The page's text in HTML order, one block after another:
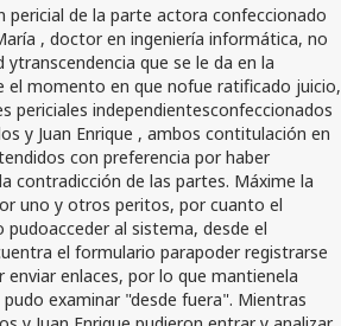
pericial de la parte actora confeccionado
, doctor en ingeniería informática, no
que se le da en la
el momento en que nofue ratificado juicio,
periciales independientesconfeccionados
y Juan Enrique , ambos contitulación en
con preferencia por haber
contradicción de las partes. Máxime la
uno y otros peritos, por cuanto el
al sistema, desde el
el formulario parapoder registrarse
enlaces, por lo que mantienela
examinar "desde fuera". Mientras